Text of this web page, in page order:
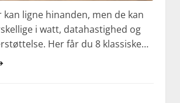
kan ligne hinanden, men de kan
i watt, datahastighed og
Her får du 8 klassiske…